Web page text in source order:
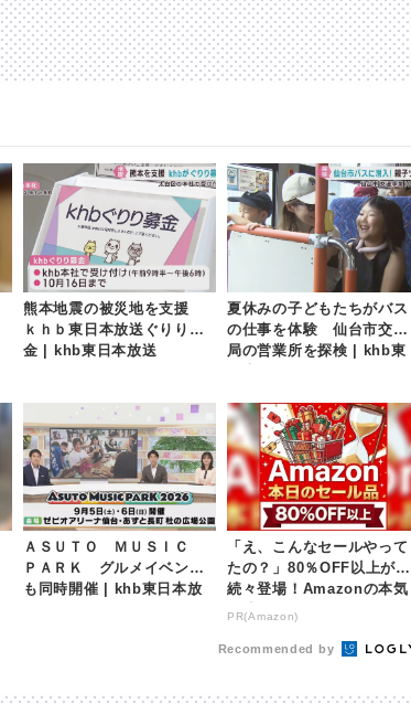
熊本地震の被災地を支援
ｋｈｂ東日本放送ぐりり募
金 | khb東日本放送
夏休みの子どもたちがバス
の仕事を体験 仙台市交通
局の営業所を探検 | khb東
ＡＳＵＴＯ ＭＵＳＩＣ
ＰＡＲＫ グルメイベント
も同時開催 | khb東日本放
「え、こんなセールやって
たの？」80％OFF以上が
続々登場！Amazonの本気
が凄すぎる
PR(Amazon)
Recommended by